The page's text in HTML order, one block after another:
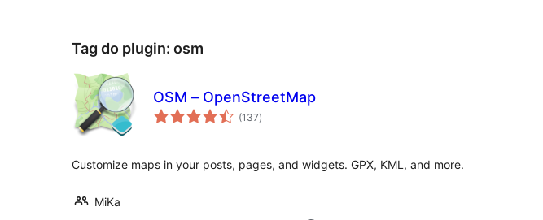
Tag do plugin: osm
OSM – OpenStreetMap
(137avaliações
totais
)
Customize maps in your posts, pages, and widgets. GPX, KML, and more.
MiKa